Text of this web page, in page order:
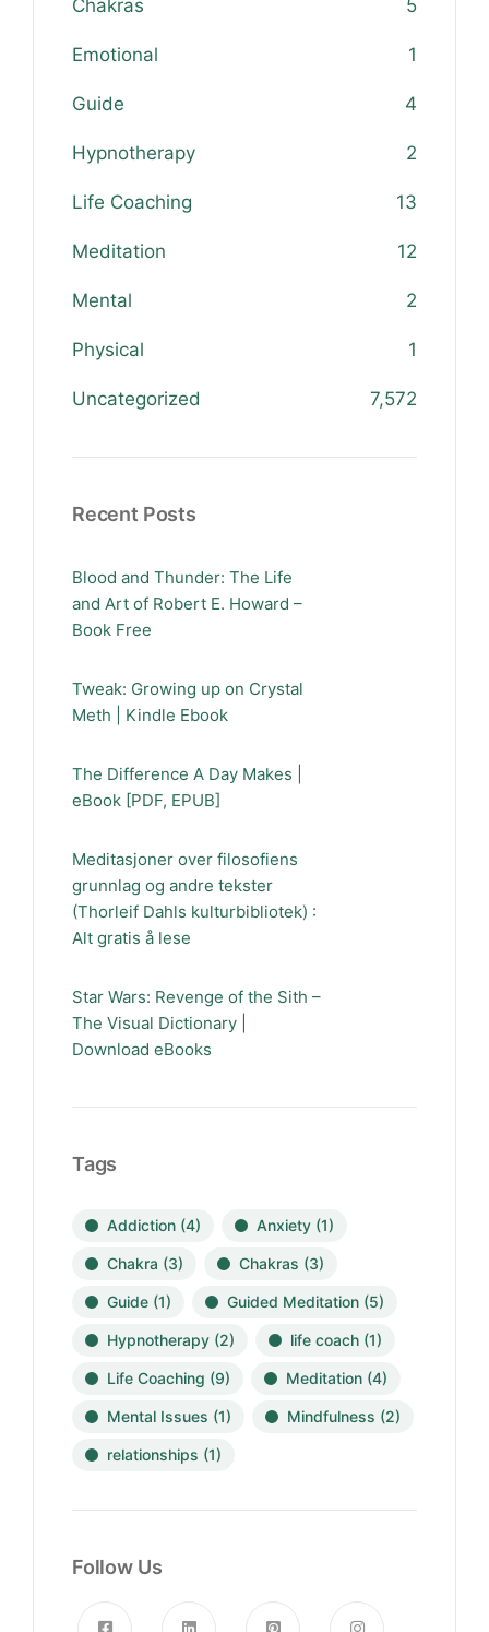
Chakras 5
Emotional 1
Guide 4
Hypnotherapy 2
Life Coaching 13
Meditation 12
Mental 2
Physical 1
Uncategorized 7,572
Recent Posts
Blood and Thunder: The Life
and Art of Robert E. Howard –
Book Free
Tweak: Growing up on Crystal
Meth | Kindle Ebook
The Difference A Day Makes |
eBook [PDF, EPUB]
Meditasjoner over filosofiens
grunnlag og andre tekster
(Thorleif Dahls kulturbibliotek) :
Alt gratis å lese
Star Wars: Revenge of the Sith –
The Visual Dictionary |
Download eBooks
Tags
Addiction (4) Anxiety (1)
Chakra (3) Chakras (3)
Guide (1) Guided Meditation (5)
Hypnotherapy (2) life coach (1)
Life Coaching (9) Meditation (4)
Mental Issues (1) Mindfulness (2)
relationships (1)
Follow Us